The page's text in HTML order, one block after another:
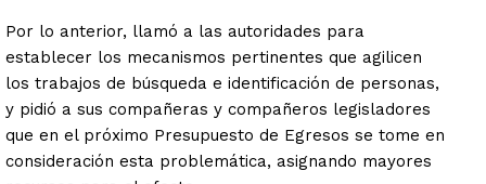
Por lo anterior, llamó a las autoridades para
establecer los mecanismos pertinentes que agilicen
los trabajos de búsqueda e identificación de personas,
y pidió a sus compañeras y compañeros legisladores
que en el próximo Presupuesto de Egresos se tome en
consideración esta problemática, asignando mayores